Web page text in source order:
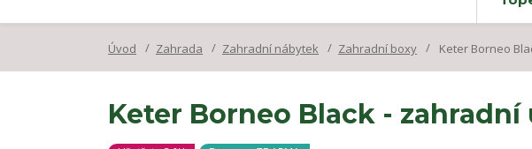
Úvod Zahrada Zahradní nábytek Zahradní boxy Keter Borneo
Keter Borneo Black - zahradní